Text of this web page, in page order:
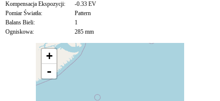
Kompensacja Ekspozycji:
-0.33 EV
Pomiar Światła:
Pattern
Balans Bieli:
1
Ogniskowa:
285 mm
+
-